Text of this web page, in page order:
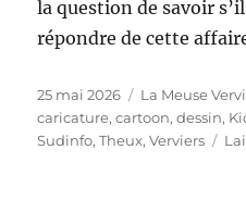
la question de savoir
répondre de cette
Publié
le
25 mai 2026 Catégories
La Meuse
caricature,cartoon,dessin,
Sudinfo,Theux,Verviers